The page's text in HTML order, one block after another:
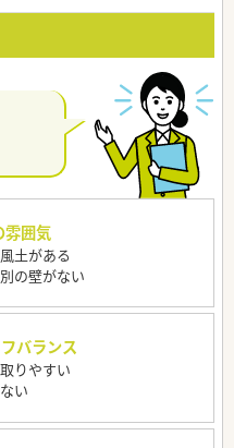
雰囲気
土がある
の壁がない
バランス
りやすい
い